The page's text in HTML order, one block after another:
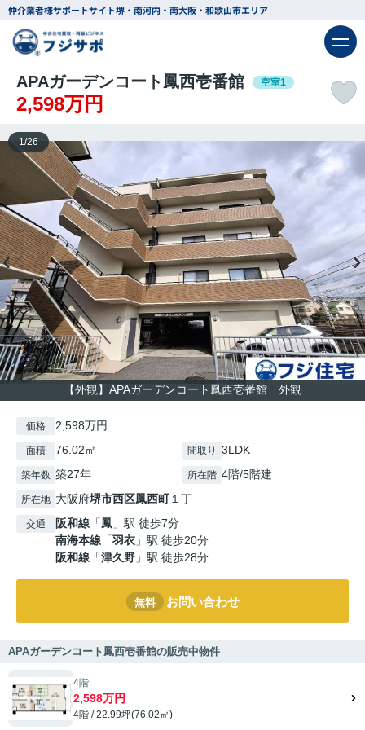
仲介業者様サポートサイト堺・南河内・南大阪・和歌山市エリア
APAガーデンコート鳳西壱番館 空室1
2,598万円
【外観】APAガーデンコート鳳西壱番館 外観
1/26
価格 2,598万円
面積 76.02㎡ 間取り 3LDK
築年数 築27年 所在階 4階/5階建
所在地 大阪府堺市西区鳳西町１丁
交通 阪和線 「鳳 」駅 徒歩7分
南海本線 「羽衣 」駅 徒歩20分
阪和線 「津久野 」駅 徒歩28分
無料 お問い合わせ
APAガーデンコート鳳西壱番館の販売中物件
4階
2,598万円
4階 / 22.99坪(76.02㎡)